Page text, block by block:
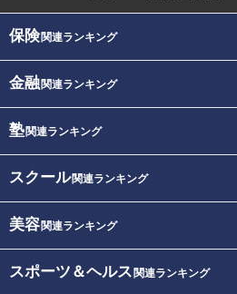
保険関連ランキング
金融関連ランキング
塾関連ランキング
スクール関連ランキング
美容関連ランキング
スポーツ＆ヘルス 関連ランキング